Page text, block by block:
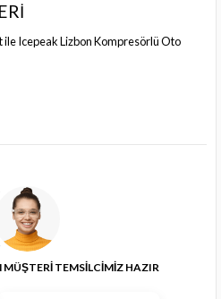
Icepeak Lizbon Kompresörlü Oto
MÜŞTERİ TEMSİLCİMİZ HAZIR